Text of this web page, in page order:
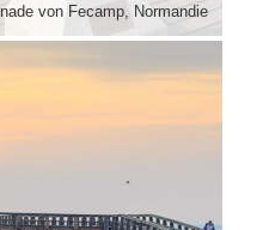
von Fecamp, Normandie